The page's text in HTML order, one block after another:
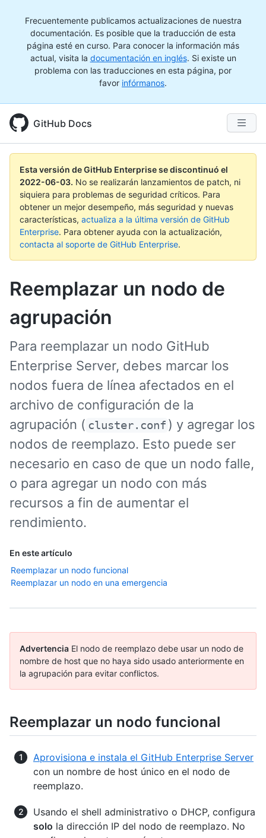
Frecuentemente publicamos actualizaciones de nuestra
documentación. Es posible que la traducción de esta
página esté en curso. Para conocer la información más
actual, visita la documentación en inglés. Si existe un
problema con las traducciones en esta página, por
favor infórmanos.
GitHub Docs
Esta versión de GitHub Enterprise se discontinuó el
2022-06-03. No se realizarán lanzamientos de patch, ni
siquiera para problemas de seguridad críticos. Para
obtener un mejor desempeño, más seguridad y nuevas
características, actualiza a la última versión de GitHub
Enterprise. Para obtener ayuda con la actualización,
contacta al soporte de GitHub Enterprise.
Reemplazar un nodo de
agrupación
En este artículo
Reemplazar un nodo funcional
Reemplazar un nodo en una emergencia
Para reemplazar un nodo GitHub
Enterprise Server, debes marcar los
nodos fuera de línea afectados en el
archivo de configuración de la
agrupación ( cluster.conf ) y agregar los
nodos de reemplazo. Esto puede ser
necesario en caso de que un nodo falle,
o para agregar un nodo con más
recursos a fin de aumentar el
rendimiento.
Advertencia El nodo de reemplazo debe usar un nodo de
nombre de host que no haya sido usado anteriormente en
la agrupación para evitar conflictos.
Reemplazar un nodo funcional
Aprovisiona e instala el GitHub Enterprise Server
con un nombre de host único en el nodo de
reemplazo.
Usando el shell administrativo o DHCP, configura
solo la dirección IP del nodo de reemplazo. No